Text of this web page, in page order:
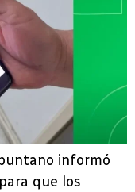
informó
que los